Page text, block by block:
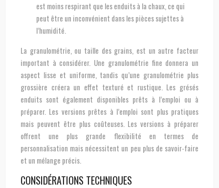
est moins respirant que les enduits à la chaux, ce qui
peut être un inconvénient dans les pièces sujettes à
l’humidité.
La granulométrie, ou taille des grains, est un autre facteur
important à considérer. Une granulométrie fine donnera un
aspect lisse et uniforme, tandis qu’une granulométrie plus
grossière créera un effet texturé et rustique. Les grésés
enduits sont également disponibles prêts à l’emploi ou à
préparer. Les versions prêtes à l’emploi sont plus pratiques
mais peuvent être plus coûteuses. Les versions à préparer
offrent une plus grande flexibilité en termes de
personnalisation mais nécessitent un peu plus de savoir-faire
et un mélange précis.
CONSIDÉRATIONS TECHNIQUES